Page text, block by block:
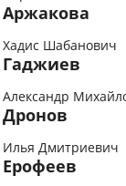
Аржакова
Хадис Шабанович
Гаджиев
Александр
Дронов
Илья Дмитриевич
Ерофеев